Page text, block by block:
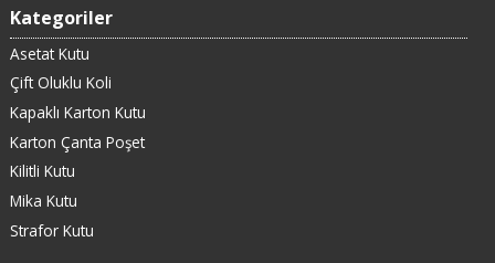
Kategoriler
Asetat Kutu
Çift Oluklu Koli
Kapaklı Karton Kutu
Karton Çanta Poşet
Kilitli Kutu
Mika Kutu
Strafor Kutu